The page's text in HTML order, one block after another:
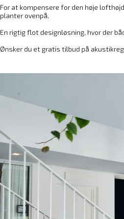
For at kompensere for den høje
planter ovenpå.
En rigtig flot designløsning, hvor der
Ønsker du et gratis tilbud på